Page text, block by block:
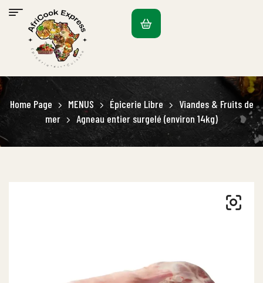
Home Page MENUS Épicerie Libre
Viandes & Fruits de
mer
Agneau entier surgelé (environ 14kg)